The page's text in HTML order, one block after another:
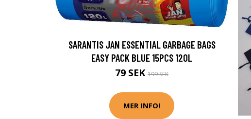
SARANTIS JAN ESSENTIAL GARBAGE BAGS
EASY PACK BLUE 15PCS 120L
79 SEK 199 SEK
MER INFO!